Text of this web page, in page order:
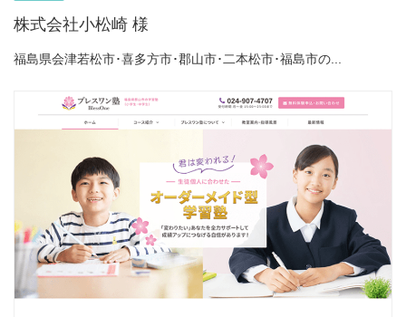
株式会社小松崎 様
福島県会津若松市･喜多方市･郡山市･二本松市･福島市の...